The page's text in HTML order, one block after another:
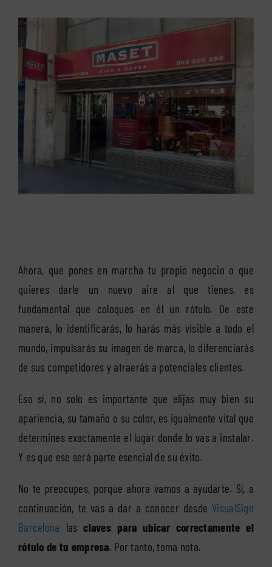
Ahora, que pones en marcha tu propio negocio o que
quieres darle un nuevo aire al que tienes, es
fundamental que coloques en él un rótulo. De este
manera, lo identificarás, lo harás más visible a todo el
mundo, impulsarás su imagen de marca, lo diferenciarás
de sus competidores y atraerás a potenciales clientes.
Eso sí, no solo es importante que elijas muy bien su
apariencia, su tamaño o su color, es igualmente vital que
determines exactamente el lugar donde lo vas a instalar.
Y es que ese será parte esencial de su éxito.
No te preocupes, porque ahora vamos a ayudarte. Sí, a
continuación, te vas a dar a conocer desde VisualSign
Barcelona lasclaves para ubicar correctamente el
rótulo de tu empresa. Por tanto, toma nota.